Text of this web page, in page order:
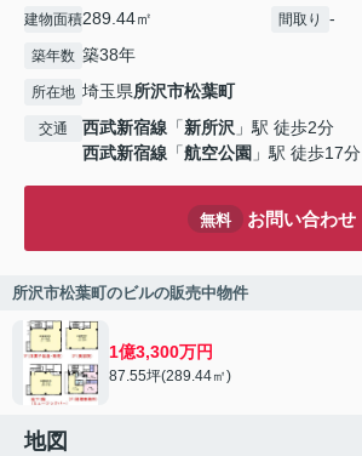
建物面積289.44㎡ 間取り -
築年数 築38年
所在地 埼玉県所沢市松葉町
交通 西武新宿線 「新所沢 」駅 徒歩2分
西武新宿線 「航空公園 」駅 徒歩17分
無料 お問い合わせ
所沢市松葉町のビルの販売中物件
1億3,300万円
87.55坪(289.44㎡)
地図